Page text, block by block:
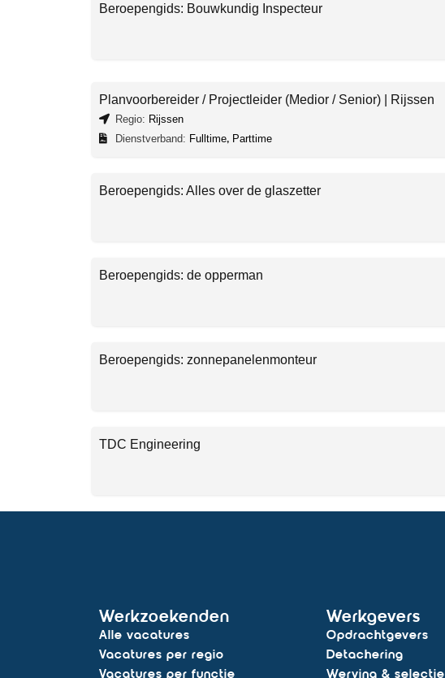
Beroepengids: Bouwkundig Inspecteur
Planvoorbereider / Projectleider (Medior / Senior) | Rijssen
Regio: Rijssen
Dienstverband: Fulltime, Parttime
Beroepengids: Alles over de glaszetter
Beroepengids: de opperman
Beroepengids: zonnepanelenmonteur
TDC Engineering
Werkzoekenden
Alle vacatures
Vacatures per regio
Vacatures per functie
Werkgevers
Opdrachtgevers
Detachering
Werving & selectie